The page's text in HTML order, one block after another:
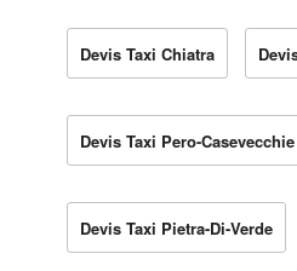
Devis Taxi Chiatra
Devis Taxi Pero-Casevecchie
Devis Taxi Pietra-Di-Verde